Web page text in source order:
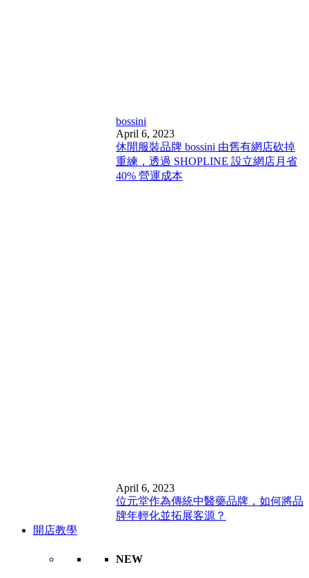
bossini
April 6, 2023
休閒服裝品牌 bossini 由舊有網店砍掉
重練，透過 SHOPLINE 設立網店月省
40% 營運成本
April 6, 2023
位元堂作為傳統中醫藥品牌，如何將品
牌年輕化並拓展客源？
開店教學
NEW